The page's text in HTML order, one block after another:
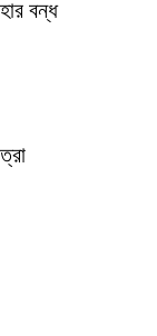
বন্ধ